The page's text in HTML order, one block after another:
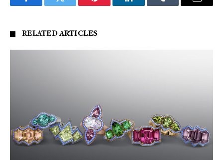
FacebookTwitter Pinterest LinkedInTumblr Email
RELATEDARTICLES